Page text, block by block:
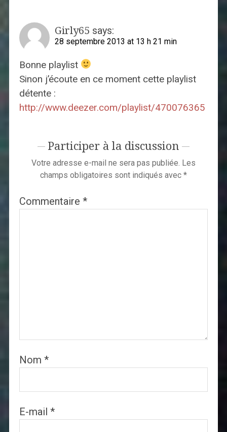
Girly65 says:
28 septembre 2013 at 13 h 21 min
Bonne playlist
Sinon j’écoute en ce moment cette playlist
détente :
http://www.deezer.com/playlist/470076365
Participer à la discussion
Votre adresse e-mail ne sera pas publiée. Les
champs obligatoires sont indiqués avec *
Commentaire *
Nom *
E-mail *